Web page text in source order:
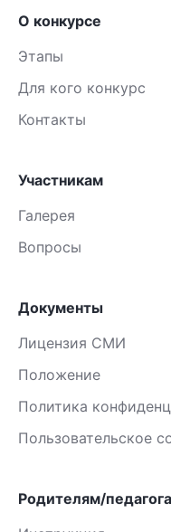
О конкурсе
Этапы
Для кого конкурс
Контакты
Участникам
Галерея
Вопросы
Документы
Лицензия СМИ
Положение
Политика
Пользовательское
Родителям/